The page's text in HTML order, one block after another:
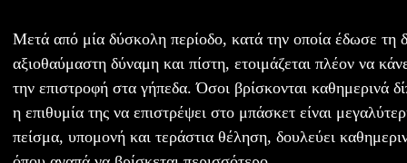
Μετά από μία δύσκολη περίοδο, κατά την οποία έδωσε τη
αξιοθαύμαστη δύναμη και πίστη, ετοιμάζεται πλέον να
την επιστροφή στα γήπεδα. Όσοι βρίσκονται καθημερινά
η επιθυμία της να επιστρέψει στο μπάσκετ είναι
πείσμα, υπομονή και τεράστια θέληση, δουλεύει